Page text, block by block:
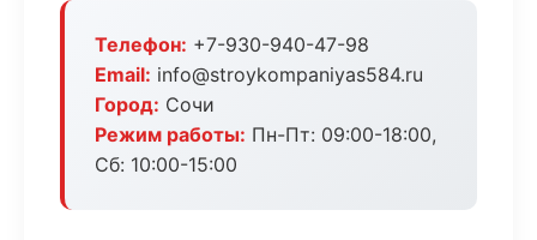
Телефон: +7-930-940-47-98
Email: info@stroykompaniyas584.ru
Город: Сочи
Режим работы: Пн-Пт: 09:00-18:00,
Сб: 10:00-15:00